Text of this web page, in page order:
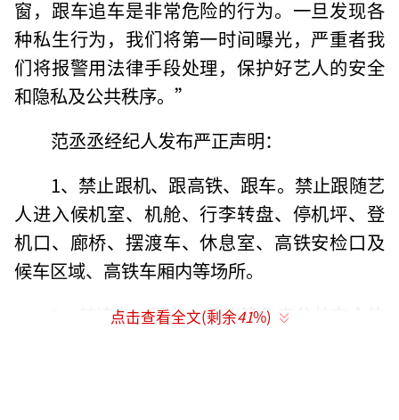
窗，跟车追车是非常危险的行为。一旦发现各
种私生行为，我们将第一时间曝光，严重者我
们将报警用法律手段处理，保护好艺人的安全
和隐私及公共秩序。”
范丞丞经纪人发布严正声明：
1、禁止跟机、跟高铁、跟车。禁止跟随艺
人进入候机室、机舱、行李转盘、停机坪、登
机口、廊桥、摆渡车、休息室、高铁安检口及
候车区域、高铁车厢内等场所。
2、禁追车、跟车、围堵等危害公共安全的
点击查看全文(剩余41%)